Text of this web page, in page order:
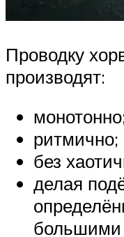
Проводку
производят:
ритмично;
без
делая